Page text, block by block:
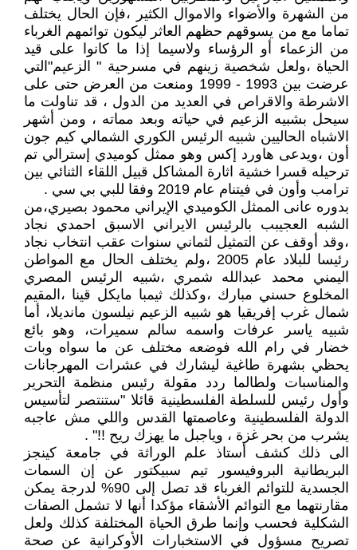
من الشهرة والأضواء والاموال الكثير ،فإن الحال يختلف
تماما مع من يسوقهم حظهم العاثر ليكون توائمهم الغرباء
من الزعماء أو الرؤساء ولاسيما إذا ما كانوا على قيد
الحياة ،ولعل شخصية زينهم في مسرحية " الزعيم"التي
عرضت بين 1993 - 1999 ومنعت من العرض حتى على
الاشرطة والاقراص في العديد من الدول ، قد تناولت ما
سيحل بشبيه الزعيم في حياته وبعد مماته ، ومن أشهر
الاشباه الحاليين شبيه الرئيس الكوري الشمالي كيم جون
أون ،ويدعى هاورد إكس وهو ممثل كوميدي إسترالي تم
ترحيله قسرا خشية اثارة المشاكل قبيل اللقاء الثنائي بين
ترامب وأون في فيتنام عام 2019 وفقا للبي بي سي .
بدوره عانى الممثل الكوميدي الإيراني محمود بصيري،من
الشبه العجيبب بالرئيس الايراني الاسبق احمدي نجاد
،وقد أوقف عن التمثيل لثماني سنوات عقب انتخاب نجاد
رئيسا للبلاد عام 2005 ،ولم يختلف الحال مع المواطن
اليمني محمد عبدالله شمري ،شبيه الرئيس المصري
المخلوع حسني مبارك ،وكذلك ثيمبا مايكل قينا ،المقيم
شمال غرب إفريقيا هو شبيه الزعيم نيلسون مانديلا، أما
شبيه ياسر عرفات واسمه سالم سميرات، وهو بائع
خضار في رام الله فوضعه مختلف عن ما سواه وبات
يحظي بشهرة طاغية ليشارك في عشرات المهرجانات
والمناسبات ولطالما ردد مقولة رئيس منظمة التحرير
وأول رئيس للسلطة الفلسطينية قائلا "ستنتصر لتأسيس
الدولة الفلسطينية وعاصمتها القدس واللي مش عاجبه
يشرب من بحر غزة ، وياجبل ما يهزك ريح !!" .
الى ذلك كشف أستاذ علم الوراثة في جامعة كينجز
البريطانية البروفيسور تيم سبيكتور عن إن السمات
الجسدية للتوائم الغرباء قد تصل إلى 90% لدرجة يمكن
مقارنتهما مع التوائم الأشقاء مؤكدا أنها لا تشمل الصفات
الشكلية فحسب وإنما طرق الحياة المختلفة كذلك ولعل
تصريح مسؤول في الاستخبارات الأوكرانية عن صحة